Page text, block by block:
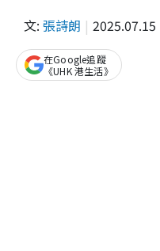
文: 張詩朗 2025.07.15
在Google追蹤
《UHK 港生活》